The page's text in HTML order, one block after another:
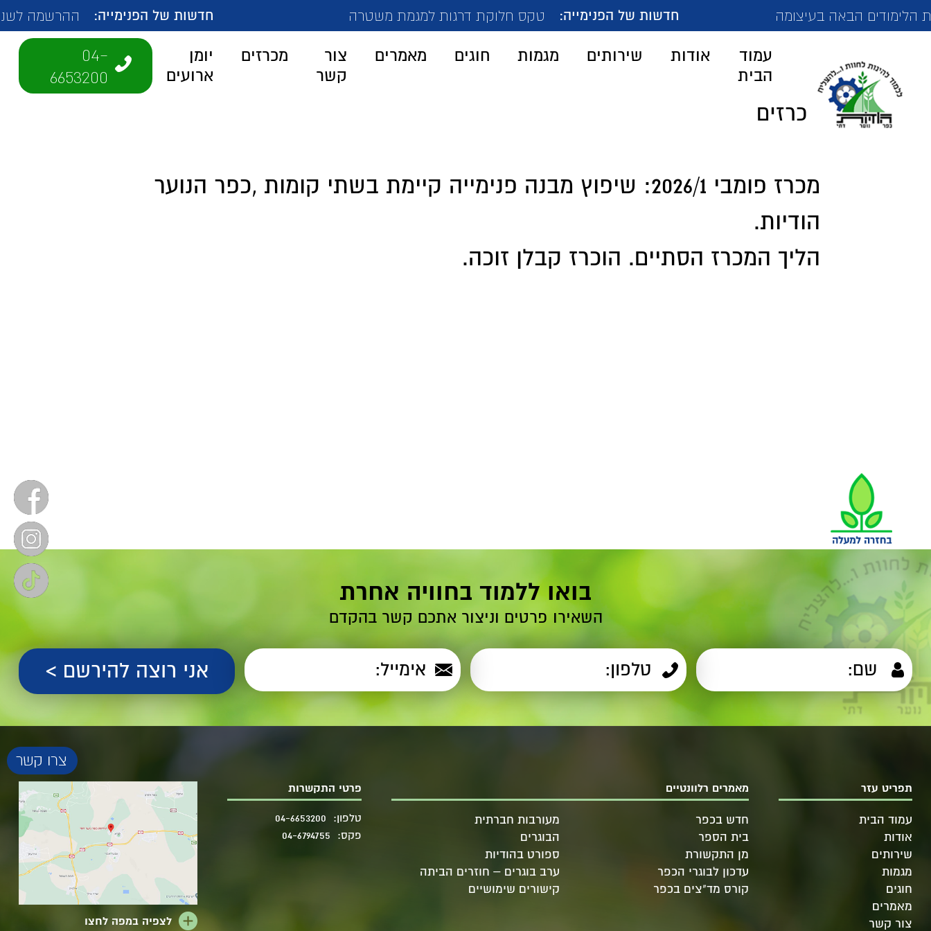
הבאה בעיצומה חדשות של הפנימייה: טקס חלוקת דרגות למגמת משטרה חדשות של הפנימייה: ההרשמה לשנת
עמוד
הבית
אודות שירותים מגמות חוגים מאמרים
צור
קשר
מכרזים
יומן
ארועים
04-
6653200
מכרזים
מכרז פומבי 2026/1:
שיפוץ מבנה פנימייה קיימת בשתי קומות ,כפר הנוער
הודיות.
הליך המכרז הסתיים. הוכרז קבלן זוכה.
בואו ללמוד בחוויה אחרת
השאירו פרטים וניצור אתכם קשר בהקדם
תפריט עזר
עמוד הבית
אודות
שירותים
מגמות
חוגים
מאמרים
צור קשר
מאמרים רלוונטיים
חדש בכפר
מעורבות חברתית
בית הספר
הבוגרים
מן התקשורת
ספורט בהודיות
עדכון לבוגרי הכפר
ערב בוגרים – חוזרים הביתה
קורס מד"צים בכפר
קישורים שימושיים
פרטי התקשרות
טלפון: 04-6653200
פקס: 04-6794755
לצפיה במפה לחצו